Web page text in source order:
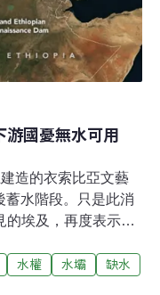
游國憂無水可用
造的衣索比亞文藝
蓄水階段。只是此消
的埃及，再度表示嚴
當這座位於尼羅河上
水權 水壩 缺水